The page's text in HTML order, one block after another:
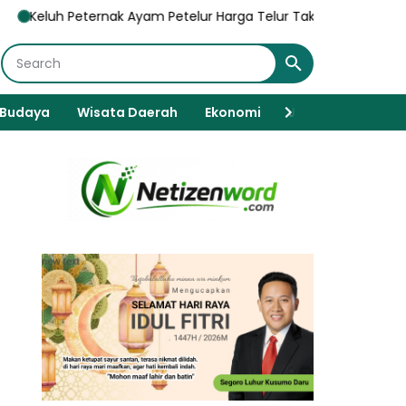
Ayam Petelur Harga Telur Tak Stabil, DPRD Magetan
Budaya Wisata Daerah Ekonomi Javanese